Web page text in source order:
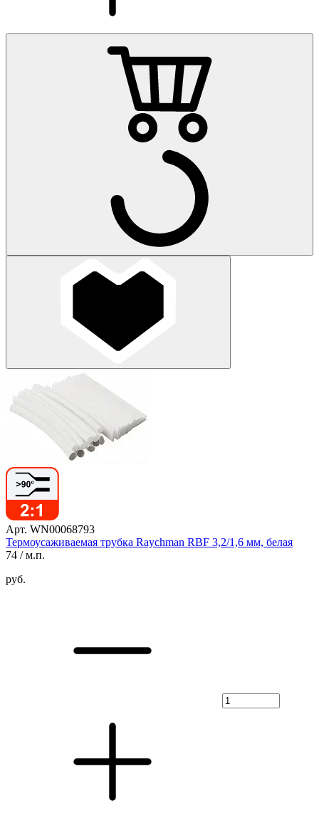
Арт. WN00068793
Термоусаживаемая трубка Raychman RBF 3,2/1,6 мм, белая
74 / м.п.
руб.